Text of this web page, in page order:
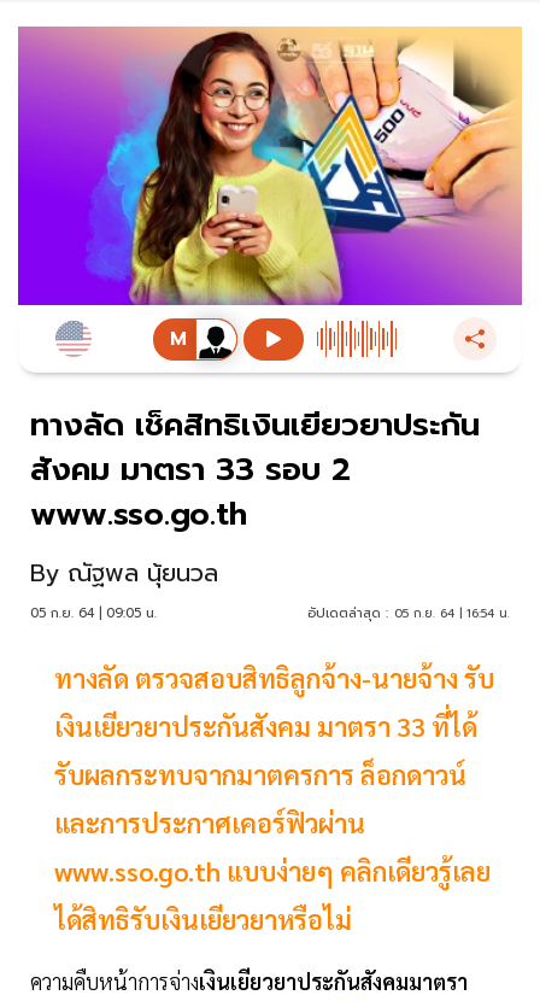
ทางลัด เช็คสิทธิเงินเยียวยาประกัน
สังคม มาตรา 33 รอบ 2
www.sso.go.th
By ณัฐพล นุ้ยนวล
05 ก.ย. 64 | 09:05 น. อัปเดตล่าสุด : 05 ก.ย. 64 | 16:54 น.
ทางลัด ตรวจสอบสิทธิลูกจ้าง-นายจ้าง รับ
เงินเยียวยาประกันสังคม มาตรา 33 ที่ได้
รับผลกระทบจากมาตครการ ล็อกดาวน์
และการประกาศเคอร์ฟิวผ่าน
www.sso.go.th แบบง่ายๆ คลิกเดียวรู้เลย
ได้สิทธิรับเงินเยียวยาหรือไม่
ความคืบหน้าการจ่างเงินเยียวยาประกันสังคมมาตรา